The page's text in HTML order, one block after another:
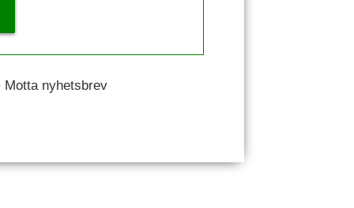
Motta nyhetsbrev